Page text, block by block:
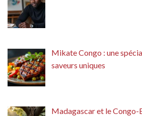
Mikate Congo : une
saveurs uniques
Madagascar et le Congo-